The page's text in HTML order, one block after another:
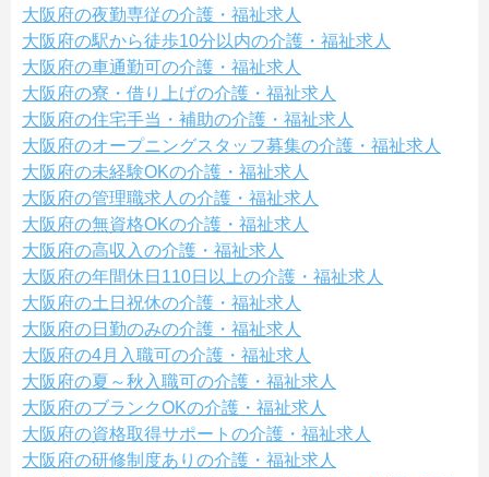
大阪府の夜勤専従の介護・福祉求人
大阪府の駅から徒歩10分以内の介護・福祉求人
大阪府の車通勤可の介護・福祉求人
大阪府の寮・借り上げの介護・福祉求人
大阪府の住宅手当・補助の介護・福祉求人
大阪府のオープニングスタッフ募集の介護・福祉求人
大阪府の未経験OKの介護・福祉求人
大阪府の管理職求人の介護・福祉求人
大阪府の無資格OKの介護・福祉求人
大阪府の高収入の介護・福祉求人
大阪府の年間休日110日以上の介護・福祉求人
大阪府の土日祝休の介護・福祉求人
大阪府の日勤のみの介護・福祉求人
大阪府の4月入職可の介護・福祉求人
大阪府の夏～秋入職可の介護・福祉求人
大阪府のブランクOKの介護・福祉求人
大阪府の資格取得サポートの介護・福祉求人
大阪府の研修制度ありの介護・福祉求人